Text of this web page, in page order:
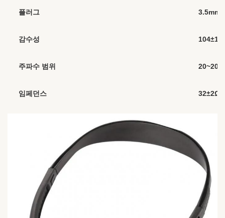
플러그 3.5mm,
감수성
주파수 범위
임페던스 32±2Ω